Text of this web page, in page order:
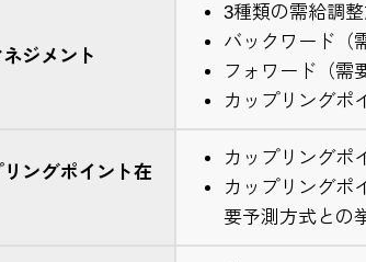
ジメント
3種類の需給調
バックワード（
フォワード（需
カップリングポ
ングポイント在
カップリングポ
カップリングポ
要予測方式との